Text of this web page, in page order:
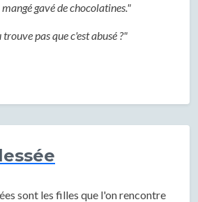
gavé de chocolatines."
pas que c'est abusé ?"
sont les filles que l'on rencontre